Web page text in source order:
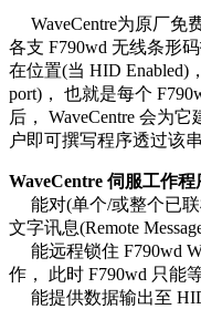
WaveCentre为原厂免费
各支 F790wd 无线条形码
在位置(当 HID
port)， 也就是每个
后， WaveCentre 会为
户即可撰写程序透过该串
WaveCentre 伺服工作程
能对(单个/或整个已
文字讯息(Remote
能远程锁住 F790wd
作， 此时 F790wd 只
能提供数据输出至 HID